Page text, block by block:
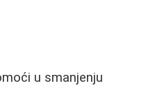
u smanjenju